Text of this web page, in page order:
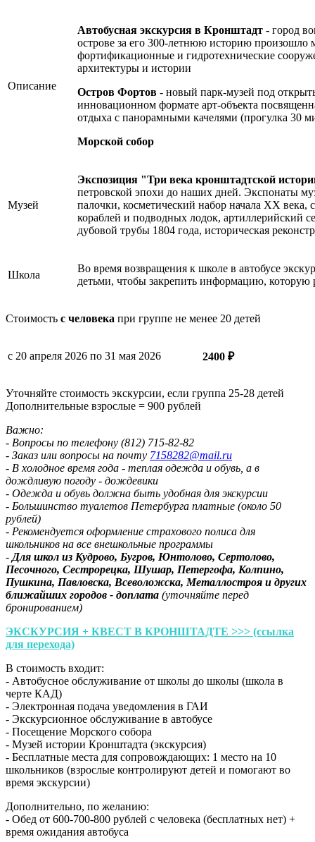
Описание
Автобусная экскурсия в Кронштадт - город
острове за его 300-летнюю историю произошло
фортификационные и гидротехнические
архитектуры и истории
Остров Фортов - новый парк-музей под
инновационном формате арт-объекта
отдыха с панорамными качелями (прогулка 30
Морской собор
Музей
Экспозиция "Три века кронштадтской
петровской эпохи до наших дней. Экспонаты
палочки, косметический набор начала XX века,
кораблей и подводных лодок, артиллерийский
дубовой трубы 1804 года, историческая
Школа
Во время возвращения к школе в автобусе
детьми, чтобы закрепить информацию, которую
Стоимость с человека при группе не менее 20 детей
с 20 апреля 2026 по 31 мая 2026 2400 ₽
Уточняйте стоимость экскурсии, если группа 25-28 детей
Дополнительные взрослые = 900 рублей
Важно:
- Вопросы по телефону (812) 715-82-82
- Заказ или вопросы на почту 7158282@mail.ru
- В холодное время года - теплая одежда и обувь, а в
дождливую погоду - дождевики
- Одежда и обувь должна быть удобная для экскурсии
- Большинство туалетов Петербурга платные (около 50
рублей)
- Рекомендуется оформление страхового полиса для
школьников на все внешкольные программы
- Для школ из Кудрово, Бугров, Юнтолово, Сертолово,
Песочного, Сестрорецка, Шушар, Петергофа, Колпино,
Пушкина, Павловска, Всеволожска, Металлостроя и других
ближайших городов - доплата (уточняйте перед
бронированием)
ЭКСКУРСИЯ + КВЕСТ В КРОНШТАДТЕ >>> (ссылка
для перехода)
В стоимость входит:
- Автобусное обслуживание от школы до школы (школа в
черте КАД)
- Электронная подача уведомления в ГАИ
- Экскурсионное обслуживание в автобусе
- Посещение Морского собора
- Музей истории Кронштадта (экскурсия)
- Бесплатные места для сопровождающих: 1 место на 10
школьников (взрослые контролируют детей и помогают во
время экскурсии)
Дополнительно, по желанию:
- Обед от 600-700-800 рублей с человека (бесплатных нет) +
время ожидания автобуса